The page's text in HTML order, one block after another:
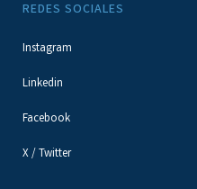
REDES SOCIALES
Instagram
Linkedin
Facebook
X / Twitter